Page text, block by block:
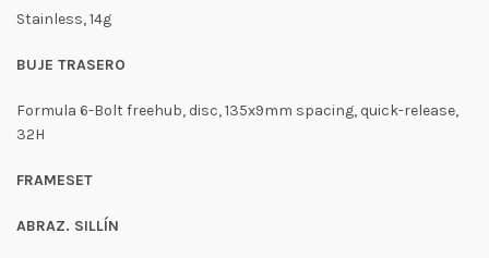
Stainless, 14g
BUJE TRASERO
Formula 6-Bolt freehub, disc, 135x9mm spacing, quick-release,
32H
FRAMESET
ABRAZ. SILLÍN